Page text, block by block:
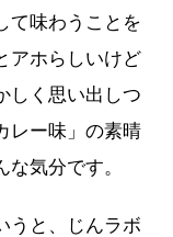
て味わうことを
アホらしいけど
しく思い出しつ
レー味」の素晴
気分です。
うと、じんラボ